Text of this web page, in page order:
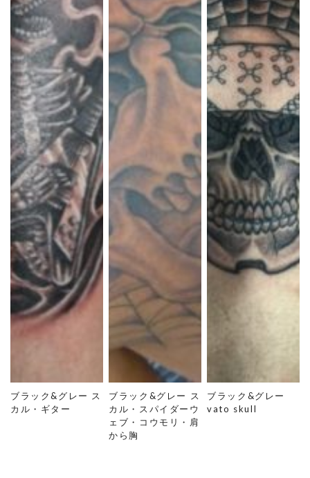
ブラック&グレー ス
カル・ギター
ブラック&グレー ス
カル・スパイダーウ
ェブ・コウモリ・肩
から胸
ブラック&グレー
vato skull